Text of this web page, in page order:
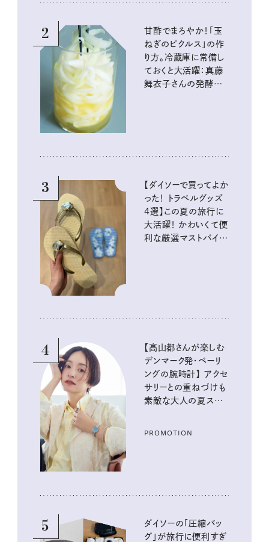
2
甘酢でまろやか！「玉
ねぎのピクルス」の作
り方。冷蔵庫に常備し
ておくと大活躍：真藤
舞衣子さんの発酵と
3
【ダイソーで買ってよか
った！ トラベルグッズ
4選】この夏の旅行に
大活躍！ かわいくて便
利な厳選マストバイア
4
【高山都さんが楽しむ
デンマーク発・ベーリ
ングの腕時計】 アクセ
サリーとの重ねづけも
素敵な大人の夏スタイ
PROMOTION
5
ダイソーの「圧縮バッ
グ」が旅行に便利すぎ